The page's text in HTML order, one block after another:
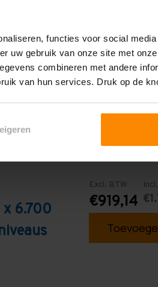
functies voor social
uw gebruik van onze site met
combineren met andere
van hun services. Druk op de
6.700
Excl. BTW
€919,14